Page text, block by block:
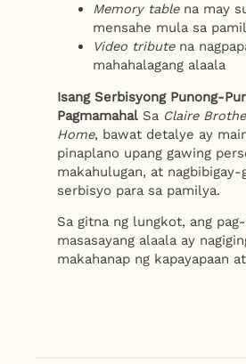
Memory tablena may
mensahe mula sa
Video tributena
mahahalagang alaala
Isang Serbisyong Punong-
Pagmamahal Sa Claire
Home, bawat detalye ay
pinaplano upang gawing
makahulugan, at
serbisyo para sa pamilya.
Sa gitna ng lungkot, ang
masasayang alaala ay
makahanap ng kapayapaan